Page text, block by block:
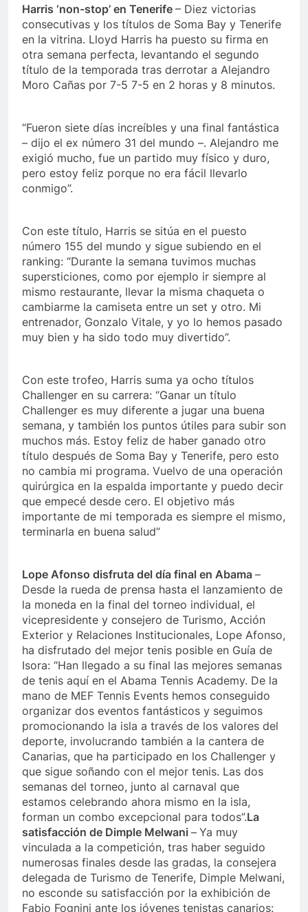
Harris ‘non-stop’ en Tenerife – Diez victorias
consecutivas y los títulos de Soma Bay y Tenerife
en la vitrina. Lloyd Harris ha puesto su firma en
otra semana perfecta, levantando el segundo
título de la temporada tras derrotar a Alejandro
Moro Cañas por 7-5 7-5 en 2 horas y 8 minutos.
“Fueron siete días increíbles y una final fantástica
– dijo el ex número 31 del mundo –. Alejandro me
exigió mucho, fue un partido muy físico y duro,
pero estoy feliz porque no era fácil llevarlo
conmigo”.
Con este título, Harris se sitúa en el puesto
número 155 del mundo y sigue subiendo en el
ranking: “Durante la semana tuvimos muchas
supersticiones, como por ejemplo ir siempre al
mismo restaurante, llevar la misma chaqueta o
cambiarme la camiseta entre un set y otro. Mi
entrenador, Gonzalo Vitale, y yo lo hemos pasado
muy bien y ha sido todo muy divertido”.
Con este trofeo, Harris suma ya ocho títulos
Challenger en su carrera: “Ganar un título
Challenger es muy diferente a jugar una buena
semana, y también los puntos útiles para subir son
muchos más. Estoy feliz de haber ganado otro
título después de Soma Bay y Tenerife, pero esto
no cambia mi programa. Vuelvo de una operación
quirúrgica en la espalda importante y puedo decir
que empecé desde cero. El objetivo más
importante de mi temporada es siempre el mismo,
terminarla en buena salud”
Lope Afonso disfruta del día final en Abama –
Desde la rueda de prensa hasta el lanzamiento de
la moneda en la final del torneo individual, el
vicepresidente y consejero de Turismo, Acción
Exterior y Relaciones Institucionales, Lope Afonso,
ha disfrutado del mejor tenis posible en Guía de
Isora: “Han llegado a su final las mejores semanas
de tenis aquí en el Abama Tennis Academy. De la
mano de MEF Tennis Events hemos conseguido
organizar dos eventos fantásticos y seguimos
promocionando la isla a través de los valores del
deporte, involucrando también a la cantera de
Canarias, que ha participado en los Challenger y
que sigue soñando con el mejor tenis. Las dos
semanas del torneo, junto al carnaval que
estamos celebrando ahora mismo en la isla,
forman un combo excepcional para todos”.La
satisfacción de Dimple Melwani – Ya muy
vinculada a la competición, tras haber seguido
numerosas finales desde las gradas, la consejera
delegada de Turismo de Tenerife, Dimple Melwani,
no esconde su satisfacción por la exhibición de
Fabio Fognini ante los jóvenes tenistas canarios: